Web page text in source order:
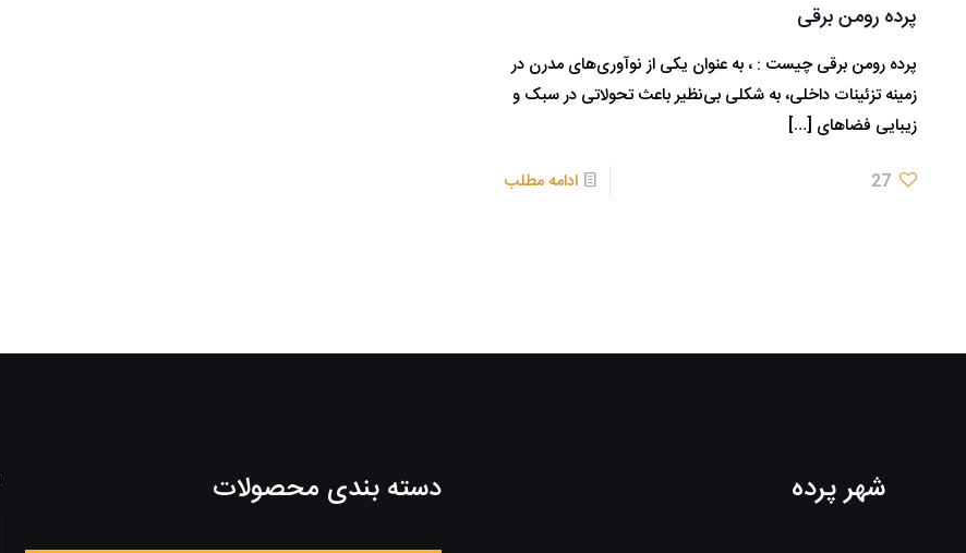
پرده رومن برقی
پرده رومن برقی چیست : ، به عنوان یکی از نوآوری‌های مدرن در
زمینه تزئینات داخلی، به شکلی بی‌نظیر باعث تحولاتی در سبک و
زیبایی فضاهای […]
27 ادامه مطلب
شهر پرده دسته بندی محصولات